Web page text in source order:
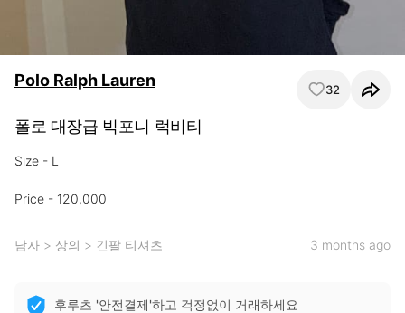
Polo Ralph Lauren 32
폴로 대장급 빅포니 럭비티
Size - L
Price - 120,000
남자 > 상의 > 긴팔 티셔츠 3 months ago
후루츠 '안전결제'하고 걱정없이 거래하세요